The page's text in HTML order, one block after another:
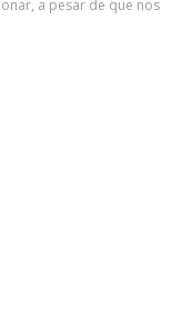
a pesar de que nos